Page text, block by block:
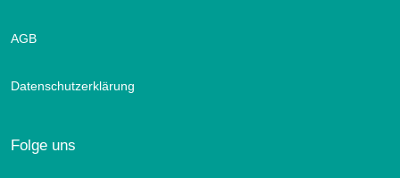
AGB
Datenschutzerklärung
Folge uns